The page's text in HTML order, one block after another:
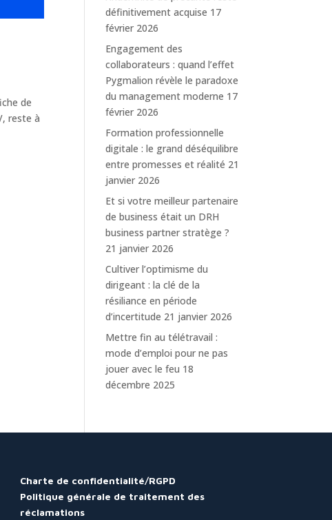
de
reste à
définitivement acquise 17
février 2026
Engagement des
collaborateurs : quand l’effet
Pygmalion révèle le paradoxe
du management moderne 17
février 2026
Formation professionnelle
digitale : le grand déséquilibre
entre promesses et réalité 21
janvier 2026
Et si votre meilleur partenaire
de business était un DRH
business partner stratège ?
21 janvier 2026
Cultiver l’optimisme du
dirigeant : la clé de la
résiliance en période
d’incertitude 21 janvier 2026
Mettre fin au télétravail :
mode d’emploi pour ne pas
jouer avec le feu 18
décembre 2025
Charte de confidentialité/RGPD
Politique générale de traitement des
réclamations